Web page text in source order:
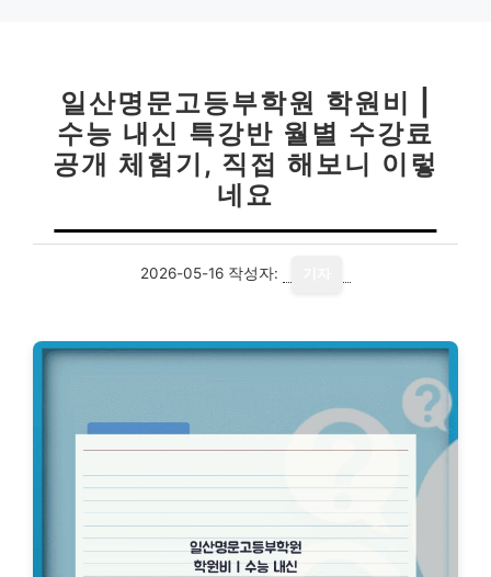
일산명문고등부학원 학원비 |
수능 내신 특강반 월별 수강료
공개 체험기, 직접 해보니 이렇
네요
2026-05-16 작성자: